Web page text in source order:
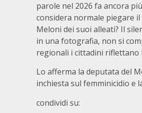
parole nel 2026 fa ancora
considera normale piegare
Meloni dei suoi alleati? Il
in una fotografia, non si
regionali i cittadini riflettano
Lo afferma la deputata del
inchiesta sul femminicidio e
condividi su: